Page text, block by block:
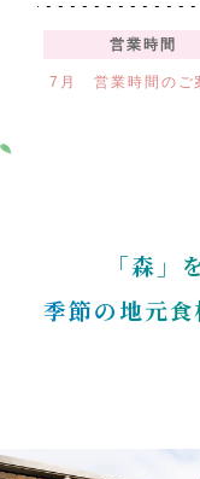
営業時間
7月 営業時間のご
「森」
季節の地元